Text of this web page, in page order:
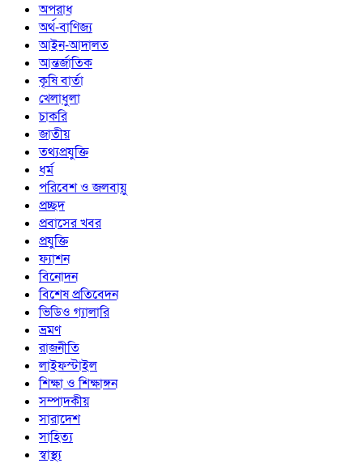
অপরাধ
অর্থ-বাণিজ্য
আইন-আদালত
আন্তর্জাতিক
কৃষি বার্তা
খেলাধুলা
চাকরি
জাতীয়
তথ্যপ্রযুক্তি
ধর্ম
পরিবেশ ও জলবায়ু
প্রচ্ছদ
প্রবাসের খবর
প্রযুক্তি
ফ্যাশন
বিনোদন
বিশেষ প্রতিবেদন
ভিডিও গ্যালারি
ভ্রমণ
রাজনীতি
লাইফস্টাইল
শিক্ষা ও শিক্ষাঙ্গন
সম্পাদকীয়
সারাদেশ
সাহিত্য
স্বাস্থ্য